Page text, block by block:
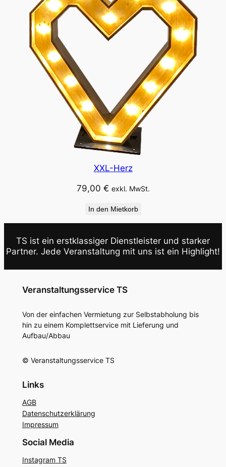
XXL-Herz
79,00 € exkl. MwSt.
In den Mietkorb
TS ist ein erstklassiger Dienstleister und starker
Partner. Jede Veranstaltung mit uns ist ein Highlight!
Veranstaltungsservice TS
Von der einfachen Vermietung zur Selbstabholung bis
hin zu einem Komplettservice mit Lieferung und
Aufbau/Abbau
© Veranstaltungsservice TS
Links
AGB
Datenschutzerklärung
Impressum
Social Media
Instagram TS